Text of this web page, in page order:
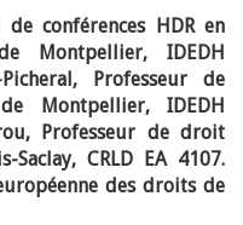
conférences HDR en
Montpellier, IDEDH
Professeur de
Montpellier, IDEDH
Professeur de droit
CRLD EA 4107.
des droits de